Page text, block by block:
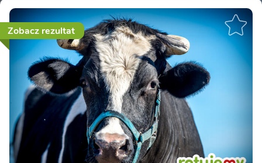
Zobacz rezultat